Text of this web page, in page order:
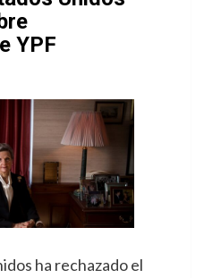
YPF
ha rechazado el